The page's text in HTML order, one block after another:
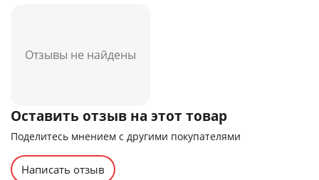
Отзывы не найдены
Оставить отзыв на этот товар
Поделитесь мнением с другими покупателями
Написать отзыв